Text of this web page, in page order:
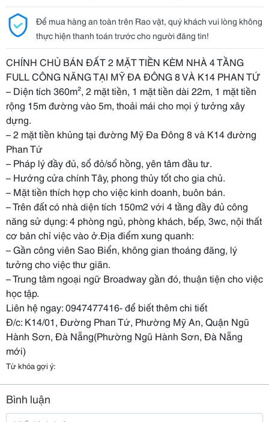
Để mua hàng an toàn trên Rao vặt, quý khách vui lòng không
thực hiện thanh toán trước cho người đăng tin!
CHÍNH CHỦ BÁN ĐẤT 2 MẶT TIỀN KÈM NHÀ 4 TẦNG
FULL CÔNG NĂNG TẠI MỸ ĐA ĐÔNG 8 VÀ K14 PHAN TỨ
– Diện tích 360m², 2 mặt tiền, 1 mặt tiền dài 22m, 1 mặt tiền
rộng 15m đường vào 5m, thoải mái cho mọi ý tưởng xây
dựng.
– 2 mặt tiền khủng tại đường Mỹ Đa Đông 8 và K14 đường
Phan Tứ
– Pháp lý đầy đủ, sổ đỏ/sổ hồng, yên tâm đầu tư.
– Hướng cửa chính Tây, phong thủy tốt cho gia chủ.
– Mặt tiền thích hợp cho việc kinh doanh, buôn bán.
– Trên đất có nhà diện tích 150m2 với 4 tầng đầy đủ công
năng sử dụng: 4 phòng ngủ, phòng khách, bếp, 3wc, nội thất
cơ bản chỉ việc vào ở.Địa điểm xung quanh:
– Gần công viên Sao Biển, không gian thoáng đãng, lý
tưởng cho việc thư giãn.
– Trung tâm ngoại ngữ Broadway gần đó, thuận tiện cho việc
học tập.
Liên hệ ngay: 0947477416- để biết thêm chi tiết
Đ/c: K14/01, Đường Phan Tứ, Phường Mỹ An, Quận Ngũ
Hành Sơn, Đà Nẵng(Phường Ngũ Hành Sơn, Đà Nẵng
mới)
Từ khóa gợi ý:
Bình luận